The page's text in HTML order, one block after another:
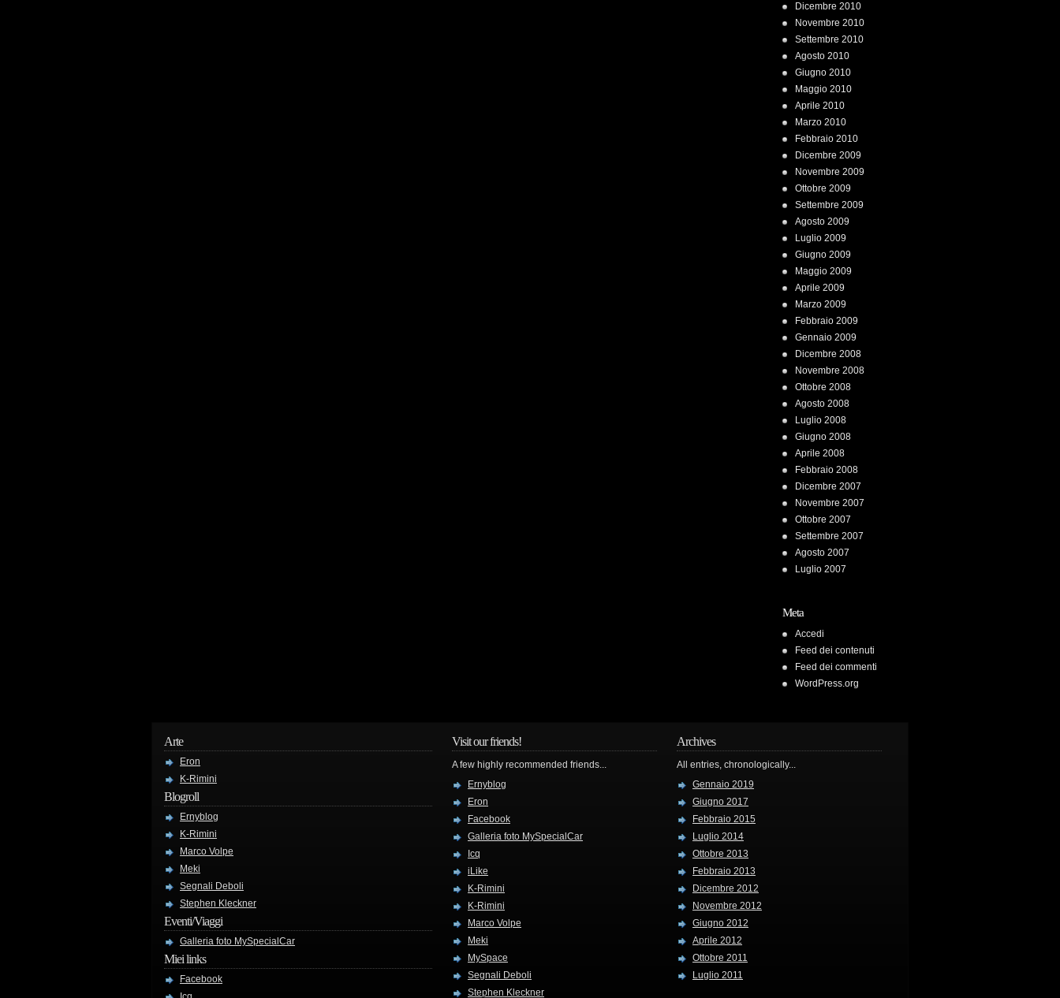
Dicembre 2010
Novembre 2010
Settembre 2010
Agosto 2010
Giugno 2010
Maggio 2010
Aprile 2010
Marzo 2010
Febbraio 2010
Dicembre 2009
Novembre 2009
Ottobre 2009
Settembre 2009
Agosto 2009
Luglio 2009
Giugno 2009
Maggio 2009
Aprile 2009
Marzo 2009
Febbraio 2009
Gennaio 2009
Dicembre 2008
Novembre 2008
Ottobre 2008
Agosto 2008
Luglio 2008
Giugno 2008
Aprile 2008
Febbraio 2008
Dicembre 2007
Novembre 2007
Ottobre 2007
Settembre 2007
Agosto 2007
Luglio 2007
Meta
Accedi
Feed dei contenuti
Feed dei commenti
WordPress.org
Arte
Eron
K-Rimini
Blogroll
Ernyblog
K-Rimini
Marco Volpe
Meki
Segnali Deboli
Stephen Kleckner
Eventi/Viaggi
Galleria foto MySpecialCar
Miei links
Facebook
Visit our friends!
A few highly recommended friends...
Ernyblog
Eron
Facebook
Galleria foto MySpecialCar
Icq
iLike
K-Rimini
K-Rimini
Marco Volpe
Meki
MySpace
Segnali Deboli
Stephen Kleckner
Archives
All entries, chronologically...
Gennaio 2019
Giugno 2017
Febbraio 2015
Luglio 2014
Ottobre 2013
Febbraio 2013
Dicembre 2012
Novembre 2012
Giugno 2012
Aprile 2012
Ottobre 2011
Luglio 2011